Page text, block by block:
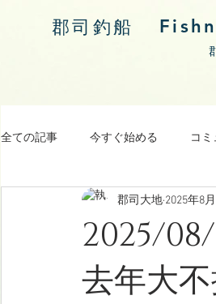
郡司釣船
全ての記事 今すぐ始める コ
涸沼川釣果報告
2025/
去年大
郡司大地 2025年8